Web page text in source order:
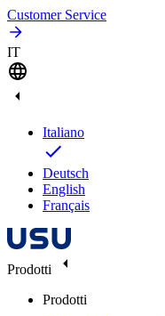
Customer Service
IT
Italiano
Deutsch
English
Français
Prodotti
Prodotti